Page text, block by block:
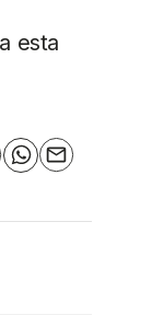
esta
WhatsApp
Email